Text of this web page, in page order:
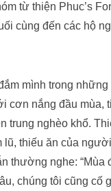
từ thiện Phuc’s
cùng đến các hộ
mình trong
cơn nắng đầu mùa,
trung nghèo khổ.
thiếu ăn của
thường nghe:
chúng tôi cũng